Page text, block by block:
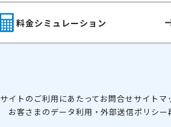
料金シミュレーション
サイトのご利用にあたってお問合せサイトマ
お客さまのデータ利用・外部送信ポリシー